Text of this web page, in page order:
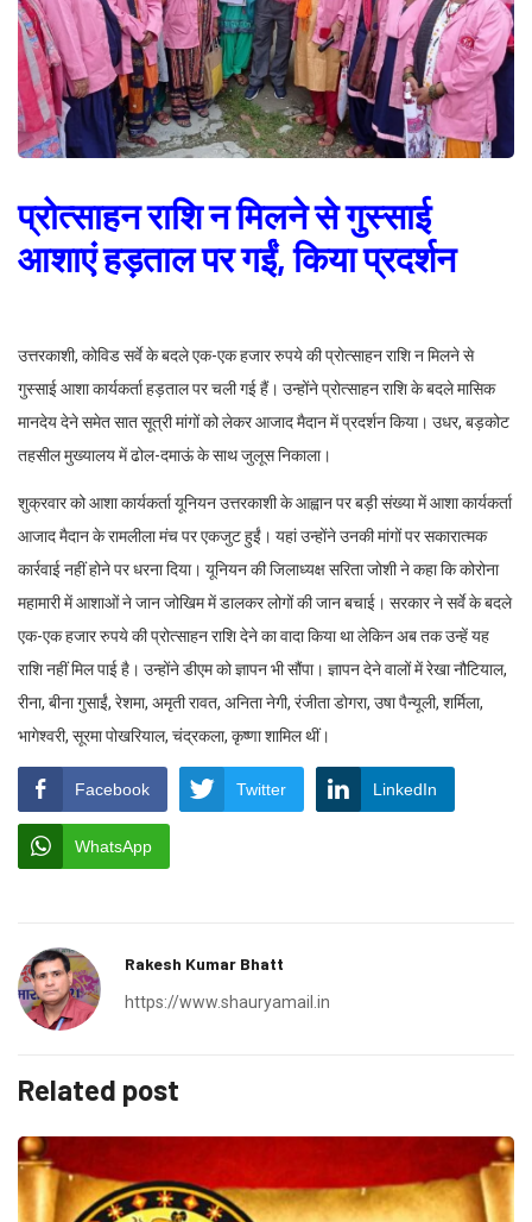
प्रोत्साहन राशि न मिलने से गुस्साई
आशाएं हड़ताल पर गईं, किया प्रदर्शन
उत्तरकाशी, कोविड सर्वे के बदले एक-एक हजार रुपये की प्रोत्साहन राशि न मिलने से
गुस्साई आशा कार्यकर्ता हड़ताल पर चली गई हैं। उन्होंने प्रोत्साहन राशि के बदले मासिक
मानदेय देने समेत सात सूत्री मांगों को लेकर आजाद मैदान में प्रदर्शन किया। उधर, बड़कोट
तहसील मुख्यालय में ढोल-दमाऊं के साथ जुलूस निकाला।
शुक्रवार को आशा कार्यकर्ता यूनियन उत्तरकाशी के आह्वान पर बड़ी संख्या में आशा कार्यकर्ता
आजाद मैदान के रामलीला मंच पर एकजुट हुईं। यहां उन्होंने उनकी मांगों पर सकारात्मक
कार्रवाई नहीं होने पर धरना दिया। यूनियन की जिलाध्यक्ष सरिता जोशी ने कहा कि कोरोना
महामारी में आशाओं ने जान जोखिम में डालकर लोगों की जान बचाई। सरकार ने सर्वे के बदले
एक-एक हजार रुपये की प्रोत्साहन राशि देने का वादा किया था लेकिन अब तक उन्हें यह
राशि नहीं मिल पाई है। उन्होंने डीएम को ज्ञापन भी सौंपा। ज्ञापन देने वालों में रेखा नौटियाल,
रीना, बीना गुसाईं, रेशमा, अमृती रावत, अनिता नेगी, रंजीता डोगरा, उषा पैन्यूली, शर्मिला,
भागेश्वरी, सूरमा पोखरियाल, चंद्रकला, कृष्णा शामिल थीं।
Facebook Twitter LinkedIn
WhatsApp
Rakesh Kumar Bhatt
https://www.shauryamail.in
Related post